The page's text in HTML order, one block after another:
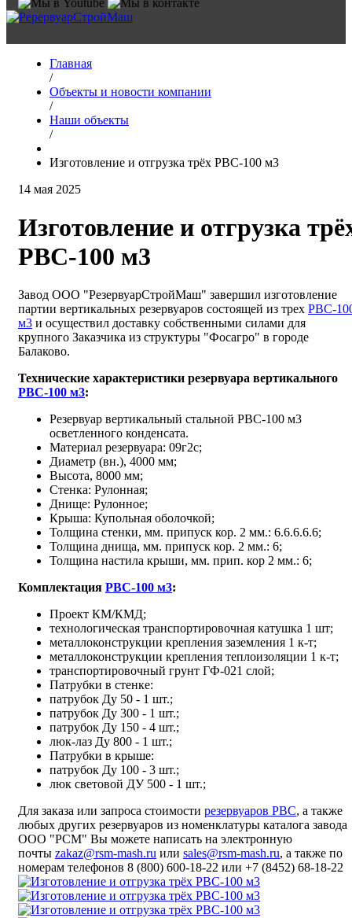
Главная
/
Объекты и новости компании
/
Наши объекты
/
Изготовление и отгрузка трёх РВС-100 м3
14 мая 2025
Изготовление и отгрузка
РВС-100 м3
Завод ООО "РезервуарСтройМаш" завершил изготовление
партии вертикальных резервуаров состоящей из трех РВС-
м3 и осуществил доставку собственными силами для
крупного Заказчика из структуры "Фосагро" в городе
Балаково.
Технические характеристики резервуара вертикального
РВС-100 м3:
Резервуар вертикальный стальной РВС-100 м3
осветленного конденсата.
Материал резервуара: 09г2с;
Диаметр (вн.), 4000 мм;
Высота, 8000 мм;
Стенка: Рулонная;
Днище: Рулонное;
Крыша: Купольная оболочкой;
Толщина стенки, мм. припуск кор. 2 мм.: 6.6.6.6.6;
Толщина днища, мм. припуск кор. 2 мм.: 6;
Толщина настила крыши, мм. прип. кор 2 мм.: 6;
Комплектация РВС-100 м3:
Проект КМ/КМД;
технологическая транспортировочная катушка 1 шт;
металлоконструкции крепления заземления 1 к-т;
металлоконструкции крепления теплоизоляции 1 к-т;
транспортировочный грунт ГФ-021 слой;
Патрубки в стенке:
патрубок Ду 50 - 1 шт.;
патрубок Ду 300 - 1 шт.;
патрубок Ду 150 - 4 шт.;
люк-лаз Ду 800 - 1 шт.;
Патрубки в крыше:
патрубок Ду 100 - 3 шт.;
люк световой ДУ 500 - 1 шт.;
Для заказа или запроса стоимости резервуаров РВС, а также
любых других резервуаров из номенклатуры каталога завода
ООО "РСМ" Вы можете написать на электронную
почты zakaz@rsm-mash.ru или sales@rsm-mash.ru, а также по
номерам телефонов 8 (800) 600-18-22 или +7 (8452) 68-18-22